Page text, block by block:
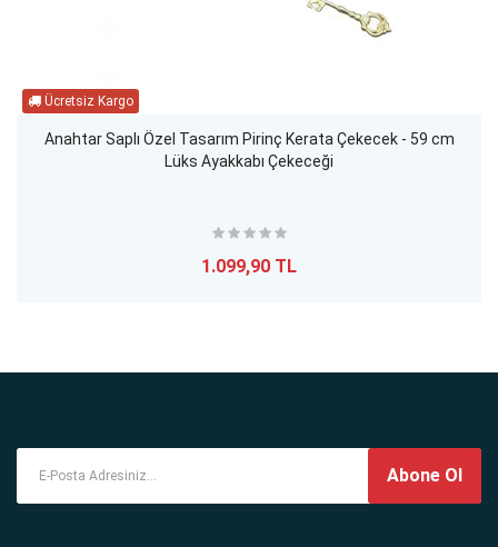
Anahtar Saplı Özel Tasarım Pirinç Kerata Çekecek - 59 cm
Lüks Ayakkabı Çekeceği
1.099,90 TL
Abone Ol